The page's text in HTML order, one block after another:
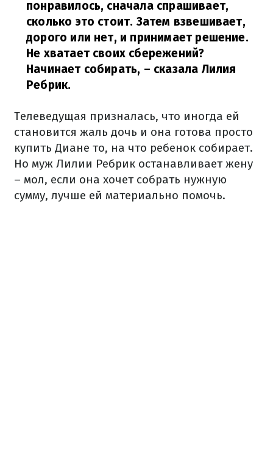
понравилось, сначала спрашивает,
сколько это стоит. Затем взвешивает,
дорого или нет, и принимает решение.
Не хватает своих сбережений?
Начинает собирать, – сказала Лилия
Ребрик.
Телеведущая призналась, что иногда ей
становится жаль дочь и она готова просто
купить Диане то, на что ребенок собирает.
Но муж Лилии Ребрик останавливает жену
– мол, если она хочет собрать нужную
сумму, лучше ей материально помочь.